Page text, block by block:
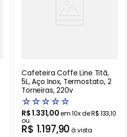
Cafeteira Coffe Line Titã,
5L, Aço Inox, Termostato, 2
Torneiras, 220v
☆☆☆☆☆
R$1.331,00em10x deR$133,10
ou
R$ 1.197,90 à vista